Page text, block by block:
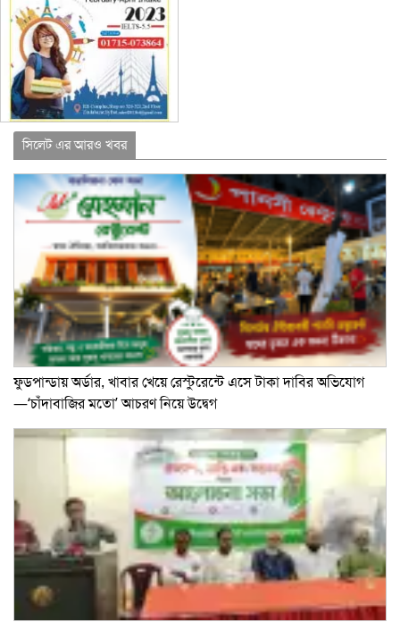
সিলেট এর আরও খবর
ফুডপান্ডায় অর্ডার, খাবার খেয়ে রেস্টুরেন্টে এসে টাকা দাবির অভিযোগ
—‘চাঁদাবাজির মতো’ আচরণ নিয়ে উদ্বেগ